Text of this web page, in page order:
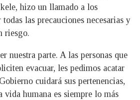
hizo un llamado a los
las precauciones necesarias y
riesgo.
nuestra parte. A las personas que
evacuar, les pedimos acatar
cuidará sus pertenencias,
vida humana es siempre lo más